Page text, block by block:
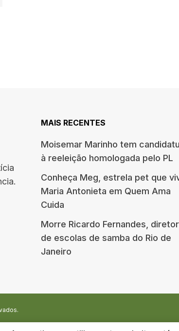
MAIS RECENTES
Moisemar Marinho tem
à reeleição homologada pelo PL
Conheça Meg, estrela pet que
Maria Antonieta em Quem Ama
Cuida
Morre Ricardo Fernandes, diretor
de escolas de samba do Rio de
Janeiro